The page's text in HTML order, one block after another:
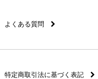
よくある質問
特定商取引法に基づく表記